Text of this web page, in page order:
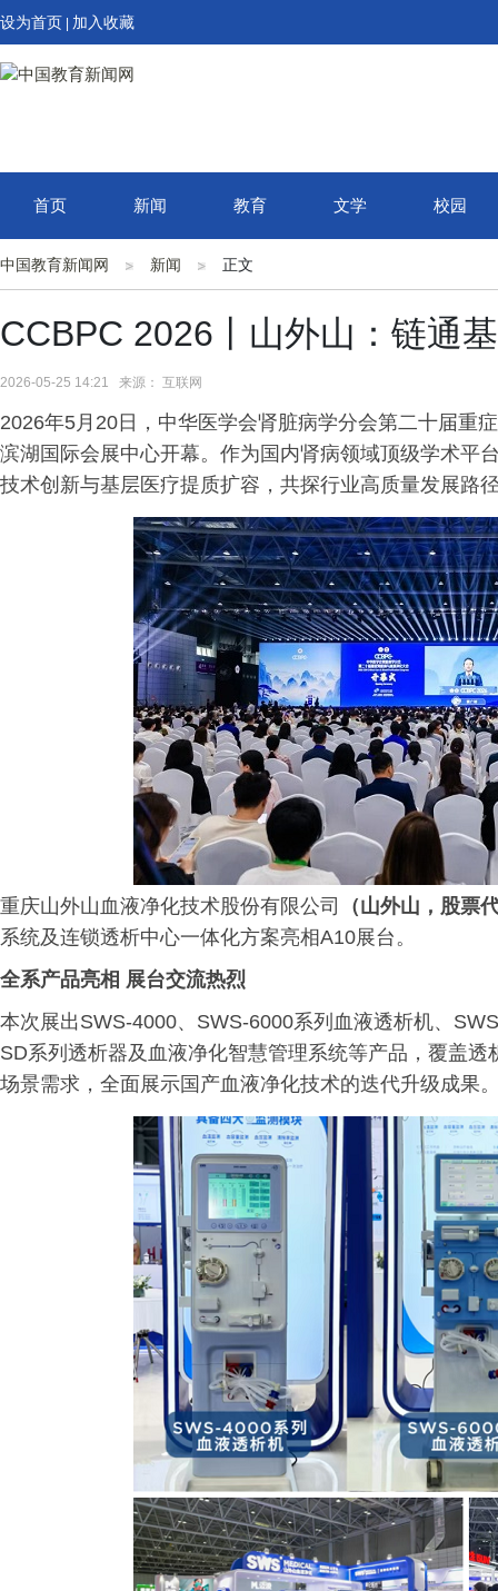
设为首页 加入收藏
首页 新闻 教育 文学 校园
中国教育新闻网 新闻 正文
CCBPC 2026丨山外山：链通
2026-05-25 14:21 来源： 互联网
2026年5月20日，中华医学会肾脏病学分会第二十届重
滨湖国际会展中心开幕。作为国内肾病领域顶级学术平
技术创新与基层医疗提质扩容，共探行业高质量发展路
重庆山外山血液净化技术股份有限公司
（山外山，股票
系统及连锁透析中心一体化方案亮相A10展台。
全系产品亮相 展台交流热烈
本次展出SWS-4000、SWS-6000系列血液透析机、
SD系列透析器及血液净化智慧管理系统等产品，覆盖
场景需求，全面展示国产血液净化技术的迭代升级成果